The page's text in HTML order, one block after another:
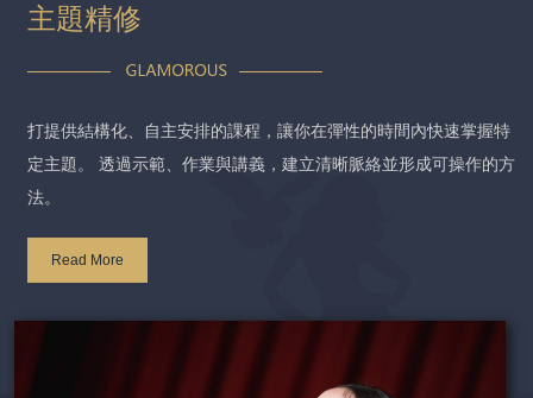
主題精修
打提供結構化、自主安排的課程，讓你在彈性的時間內快速掌握特
定主題。 透過示範、作業與講義，建立清晰脈絡並形成可操作的方
法。
Read More